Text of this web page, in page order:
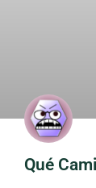
Qué